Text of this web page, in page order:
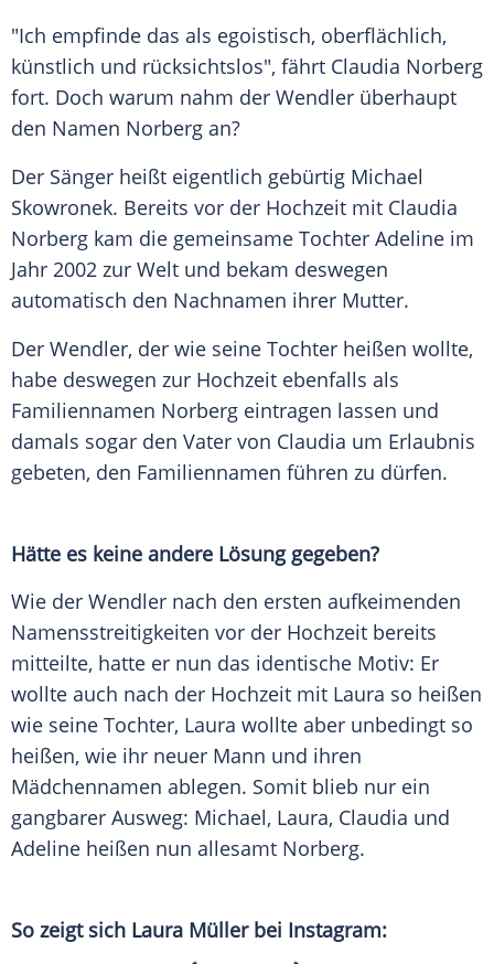
"Ich empfinde das als egoistisch, oberflächlich,
künstlich und rücksichtslos", fährt Claudia Norberg
fort. Doch warum nahm der Wendler überhaupt
den Namen Norberg an?
Der Sänger heißt eigentlich gebürtig Michael
Skowronek. Bereits vor der Hochzeit mit Claudia
Norberg kam die gemeinsame Tochter Adeline im
Jahr 2002 zur Welt und bekam deswegen
automatisch den Nachnamen ihrer Mutter.
Der Wendler, der wie seine Tochter heißen wollte,
habe deswegen zur Hochzeit ebenfalls als
Familiennamen Norberg eintragen lassen und
damals sogar den Vater von Claudia um Erlaubnis
gebeten, den Familiennamen führen zu dürfen.
Hätte es keine andere Lösung gegeben?
Wie der Wendler nach den ersten aufkeimenden
Namensstreitigkeiten vor der Hochzeit bereits
mitteilte, hatte er nun das identische Motiv: Er
wollte auch nach der Hochzeit mit Laura so heißen
wie seine Tochter, Laura wollte aber unbedingt so
heißen, wie ihr neuer Mann und ihren
Mädchennamen ablegen. Somit blieb nur ein
gangbarer Ausweg: Michael, Laura, Claudia und
Adeline heißen nun allesamt Norberg.
So zeigt sich Laura Müllerbei Instagram: